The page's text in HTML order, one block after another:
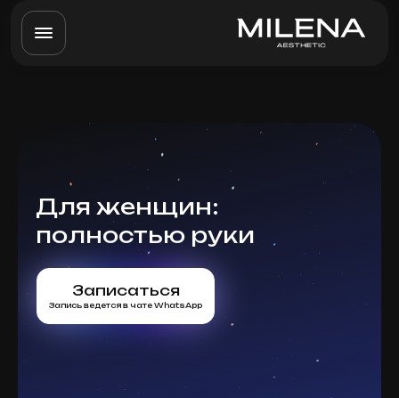
Для женщин:
полностью руки
Записаться
Запись ведется в чате WhatsApp